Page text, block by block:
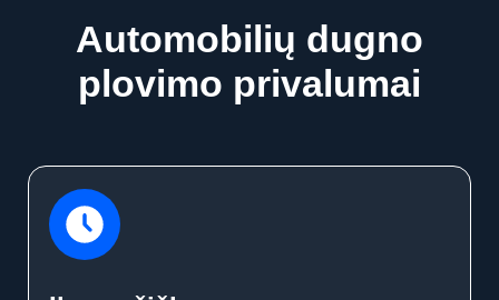
Automobilių dugno
plovimo privalumai